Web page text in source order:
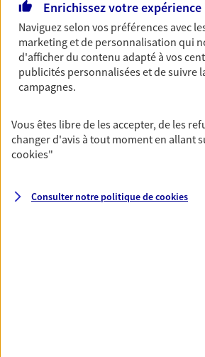
Prévoyance
Pour un avenir serein, assurez-
contrat prévoyance. Préservez
d'accident ou de maladie en
garanties incapacité temporaire
invalidité ou de décès.
Découvrir l'offre Prévoyance
Couvrez vos dépenses de santé
votre famille avec la
Enrichissez votre expérience
Naviguez selon vos préférences avec
marketing et de personnalisation qui
d'afficher du contenu adapté à vos
publicités personnalisées et de suivre
campagnes.
Vous êtes libre de les accepter, de les
changer d'avis à tout moment en allant
cookies"
Consulter notre politique decookies